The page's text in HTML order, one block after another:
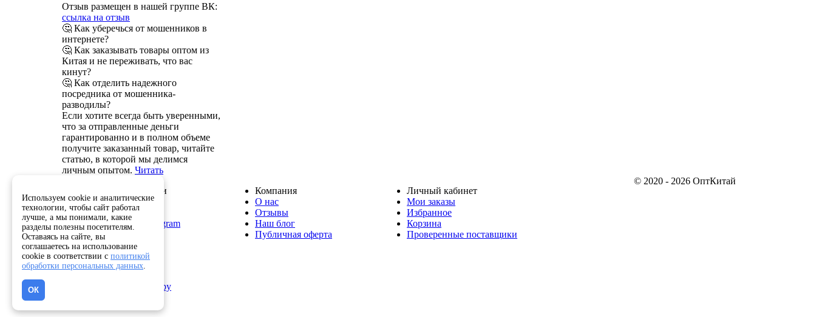
Отзыв размещен в нашей группе ВК:
ссылка на отзыв
🤔 Как уберечься от мошенников в
интернете?
🤔 Как заказывать товары оптом из
Китая и не переживать, что вас
кинут?
🤔 Как отделить надежного
посредника от мошенника-
разводилы?
Если хотите всегда быть уверенными,
что за отправленные деньги
гарантированно и в полном объеме
получите заказанный товар, читайте
статью, в которой мы делимся
личным опытом. Читать
Служба поддержки
8 800 222-82-50
info@optkitai.com
Наш бот в Telegram
Компания
О нас
Отзывы
Наш блог
Публичная оферта
Личный кабинет
Мои заказы
Избранное
Корзина
Проверенные поставщики
Помощь
Написать директору
© 2020 - 2026 ОптКитай
Используем cookie и аналитические
технологии, чтобы сайт работал
лучше, а мы понимали, какие
разделы полезны посетителям.
Оставаясь на сайте, вы
соглашаетесь на использование
cookie в соответствии с политикой
обработки персональных данных.
ОК